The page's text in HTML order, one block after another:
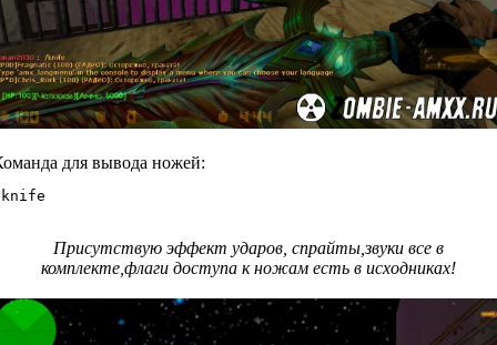
для вывода ножей:
Присутствую эффект ударов, спрайты,звуки все в
комплекте,флаги доступа к ножам есть в исходниках!